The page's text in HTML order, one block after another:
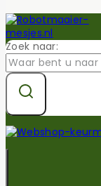
Zoek naar: